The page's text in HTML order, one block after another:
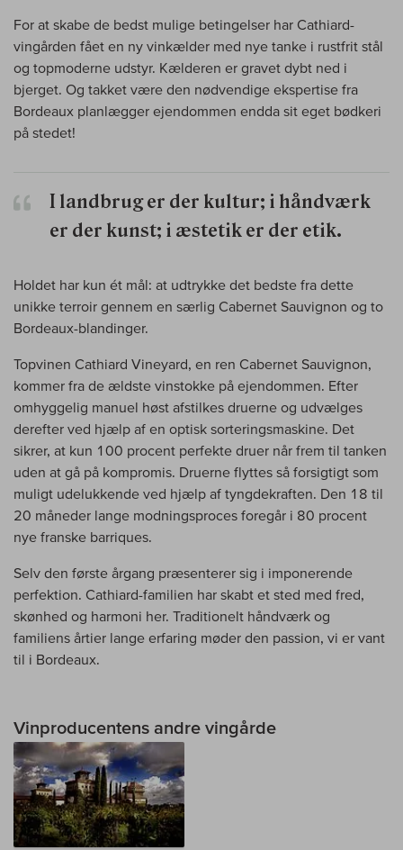
For at skabe de bedst mulige betingelser har Cathiard-
vingården fået en ny vinkælder med nye tanke i rustfrit stål
og topmoderne udstyr. Kælderen er gravet dybt ned i
bjerget. Og takket være den nødvendige ekspertise fra
Bordeaux planlægger ejendommen endda sit eget bødkeri
på stedet!
I landbrug er der kultur; i håndværk
er der kunst; i æstetik er der etik.
Holdet har kun ét mål: at udtrykke det bedste fra dette
unikke terroir gennem en særlig Cabernet Sauvignon og to
Bordeaux-blandinger.
Topvinen Cathiard Vineyard, en ren Cabernet Sauvignon,
kommer fra de ældste vinstokke på ejendommen. Efter
omhyggelig manuel høst afstilkes druerne og udvælges
derefter ved hjælp af en optisk sorteringsmaskine. Det
sikrer, at kun 100 procent perfekte druer når frem til tanken
uden at gå på kompromis. Druerne flyttes så forsigtigt som
muligt udelukkende ved hjælp af tyngdekraften. Den 18 til
20 måneder lange modningsproces foregår i 80 procent
nye franske barriques.
Selv den første årgang præsenterer sig i imponerende
perfektion. Cathiard-familien har skabt et sted med fred,
skønhed og harmoni her. Traditionelt håndværk og
familiens årtier lange erfaring møder den passion, vi er vant
til i Bordeaux.
Vinproducentens andre vingårde